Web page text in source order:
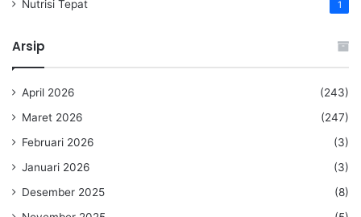
Nutrisi Tepat 1
Arsip
April 2026
(243)
Maret 2026
(247)
Februari 2026
(3)
Januari 2026
(3)
Desember 2025
(8)